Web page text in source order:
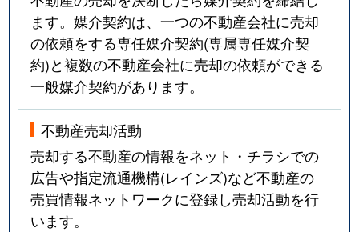
ます。媒介契約は、一つの不動産会社に売却
の依頼をする専任媒介契約(専属専任媒介契
約)と複数の不動産会社に売却の依頼ができる
一般媒介契約があります。
不動産売却活動
売却する不動産の情報をネット・チラシでの
広告や指定流通機構(レインズ)など不動産の
売買情報ネットワークに登録し売却活動を行
います。